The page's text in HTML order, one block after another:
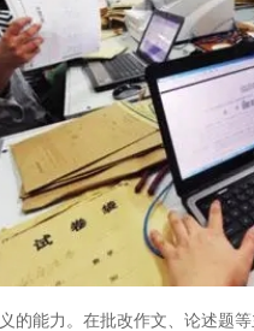
能力。在批改作文、论述题